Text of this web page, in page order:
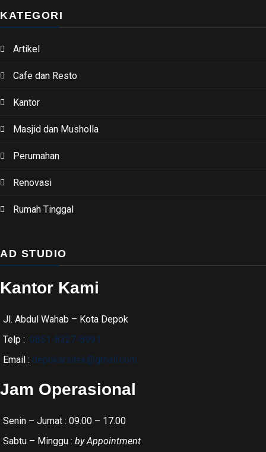
KATEGORI
Artikel
Cafe dan Resto
Kantor
Masjid dan Musholla
Perumahan
Renovasi
Rumah Tinggal
AD STUDIO
Kantor Kami
Jl. Abdul Wahab – Kota Depok
Telp : 0851-8327-8991
Email : depokarsitek@gmail.com
Jam Operasional
Senin – Jumat : 09.00 – 17.00
Sabtu – Minggu : by Appointment